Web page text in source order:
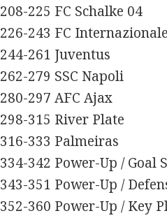
208-225 FC Schalke 04
226-243 FC
244-261 Juventus
262-279 SSC Napoli
280-297 AFC Ajax
298-315 River Plate
316-333 Palmeiras
334-342 Power-Up / Goal
343-351 Power-Up /
352-360 Power-Up / Key